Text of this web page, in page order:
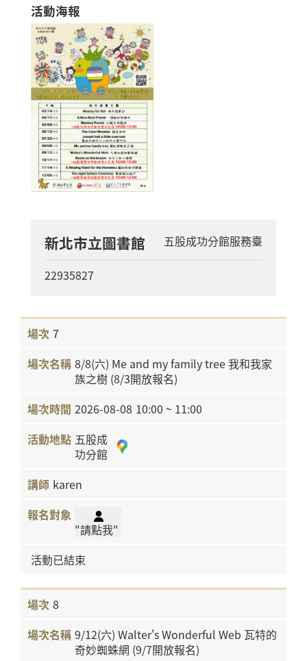
活動海報
新北市立圖書館 五股成功分館服務臺
22935827
7
8/8(六) Me and my family tree 我和我家
族之樹 (8/3開放報名)
2026-08-08 10:00 ~ 11:00
五股成
功分館
karen
"請點我"
活動已結束
8
9/12(六) Walter's Wonderful Web 瓦特的
奇妙蜘蛛網 (9/7開放報名)